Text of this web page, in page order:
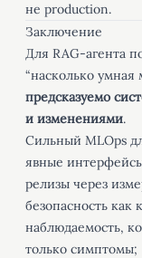
не production.
Заключение
Для RAG-агента
“насколько умная
предсказуемо
и изменениями.
Сильный MLOps
явные
релизы через
безопасность как
наблюдаемость,
только симптомы;